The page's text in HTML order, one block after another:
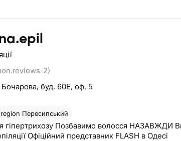
2)
Бочарова, буд. 60Е, оф. 5
Пересипський
гіпертрихозу Позбавимо волосся НАЗАВЖДИ
Офіційний представник FLASH в Одесі